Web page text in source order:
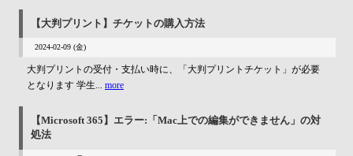
【大判プリント】チケットの購入方法
2024-02-09 (金)
大判プリントの受付・支払い時に、「大判プリントチケット」が必要
となります 学生... more
【Microsoft 365】エラー:「Mac上での編集ができません」の対
処法